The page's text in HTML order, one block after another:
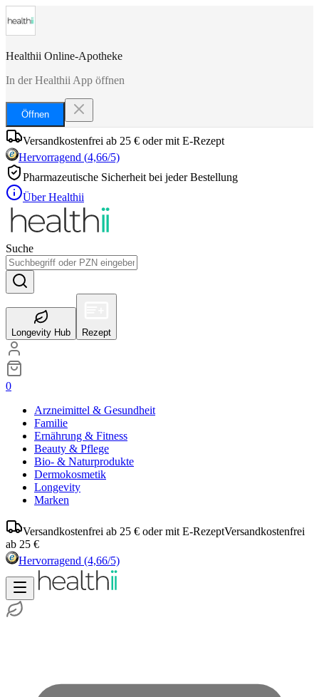
Healthii Online-Apotheke
In der Healthii App öffnen
Öffnen
Versandkostenfrei ab 25 € oder mit E-Rezept
Hervorragend (4,66/5)
Pharmazeutische Sicherheit bei jeder Bestellung
Über Healthii
Suche
Longevity Hub Rezept
0
Arzneimittel & Gesundheit
Familie
Ernährung & Fitness
Beauty & Pflege
Bio- & Naturprodukte
Dermokosmetik
Longevity
Marken
Versandkostenfrei ab 25 € oder mit E-RezeptVersandkostenfrei
ab 25 €
Hervorragend (4,66/5)